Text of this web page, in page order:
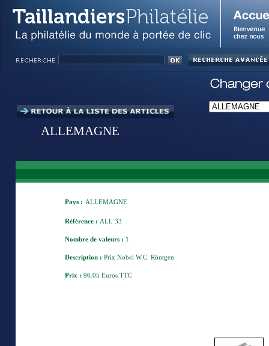
ALLEMAGNE
Pays : ALLEMAGNE
Référence : ALL 33
Nombre de valeurs : 1
Description : Prix Nobel W.C. Röntgen
Prix : 96.05 Euros TTC